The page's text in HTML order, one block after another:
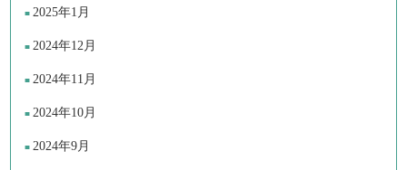
2025年1月
2024年12月
2024年11月
2024年10月
2024年9月